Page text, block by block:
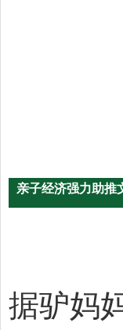
亲子经济强力助推
据驴妈